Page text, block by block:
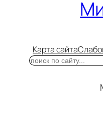
Карта сайта
Поиск